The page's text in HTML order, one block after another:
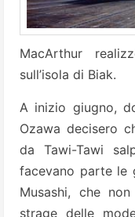
MacArthur
sull’isola di Biak.
A inizio giugno,
Ozawa decisero
da Tawi-Tawi
facevano parte le
Musashi, che
strage delle